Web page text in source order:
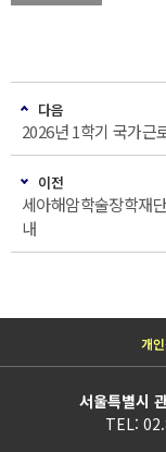
다음
2026년 1학기 국가근
이전
세아해암학술장학재
내
개
서울특별시
TEL: